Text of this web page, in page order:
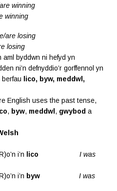
winning
winning
are losing
losing
byddwn ni hefyd yn
ni’n defnyddio’r gorffennol yn
berfau lico, byw, meddwl,
English uses the past tense,
, byw, meddwl, gwybod a
lico I was
byw I was